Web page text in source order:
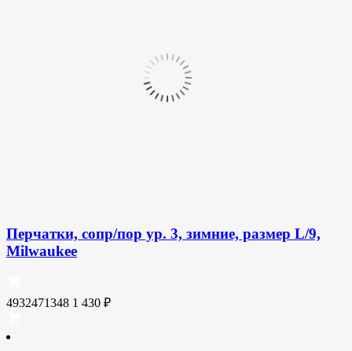
Перчатки, сопр/пор ур. 3, зимние, размер L/9,
Milwaukee
4932471348 1 430 ₽